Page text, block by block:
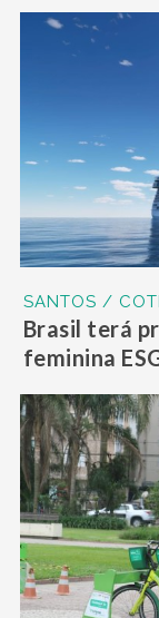
SANTOS /
Brasil terá
feminina